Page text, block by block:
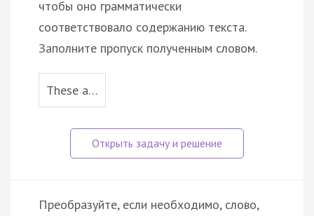
чтобы оно грамматически
соответствовало содержанию текста.
Заполните пропуск полученным словом.
These a…
Преобразуйте, если необходимо, слово,